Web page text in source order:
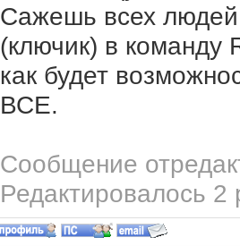
Сажешь всех
(ключик) в команду
как будет
ВСЕ.
Сообщение
Редактировалось 2